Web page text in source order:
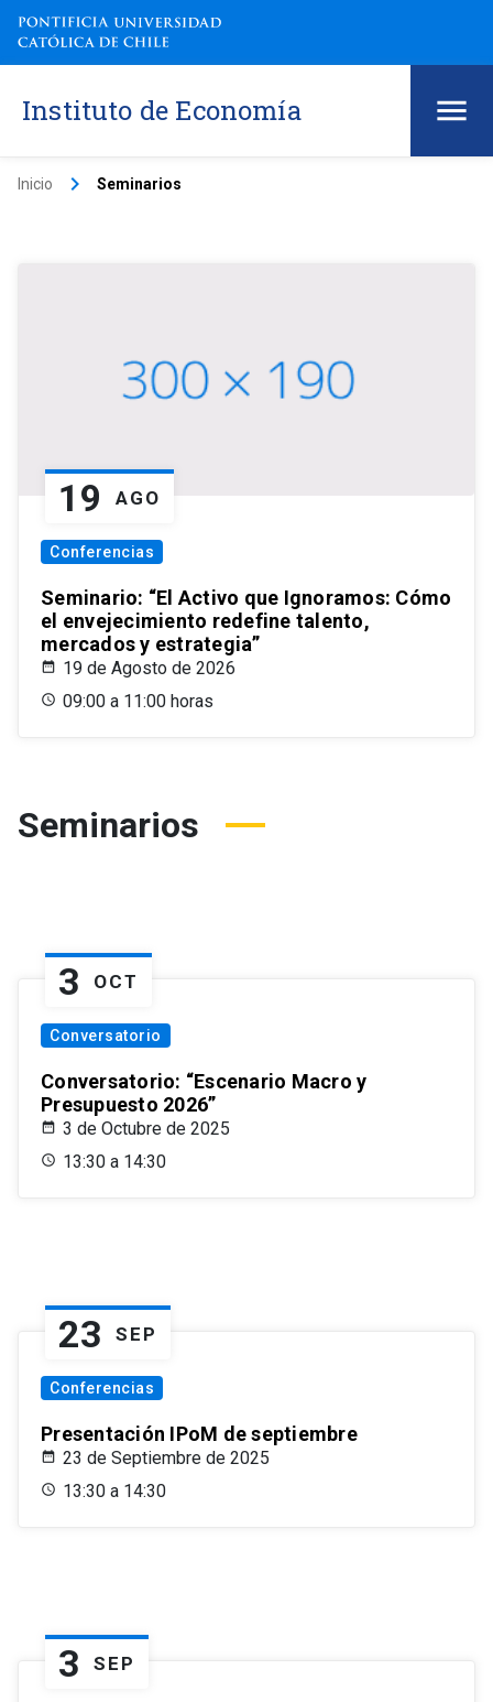
Instituto de Economía
Inicio keyboard_arrow_right Seminarios
19 AGO
Conferencias
Seminario: “El Activo que Ignoramos: Cómo
el envejecimiento redefine talento,
mercados y estrategia”
19 de Agosto de 2026
09:00 a 11:00 horas
Seminarios
3 OCT
Conversatorio
Conversatorio: “Escenario Macro y
Presupuesto 2026”
3 de Octubre de 2025
13:30 a 14:30
23 SEP
Conferencias
Presentación IPoM de septiembre
23 de Septiembre de 2025
13:30 a 14:30
3 SEP